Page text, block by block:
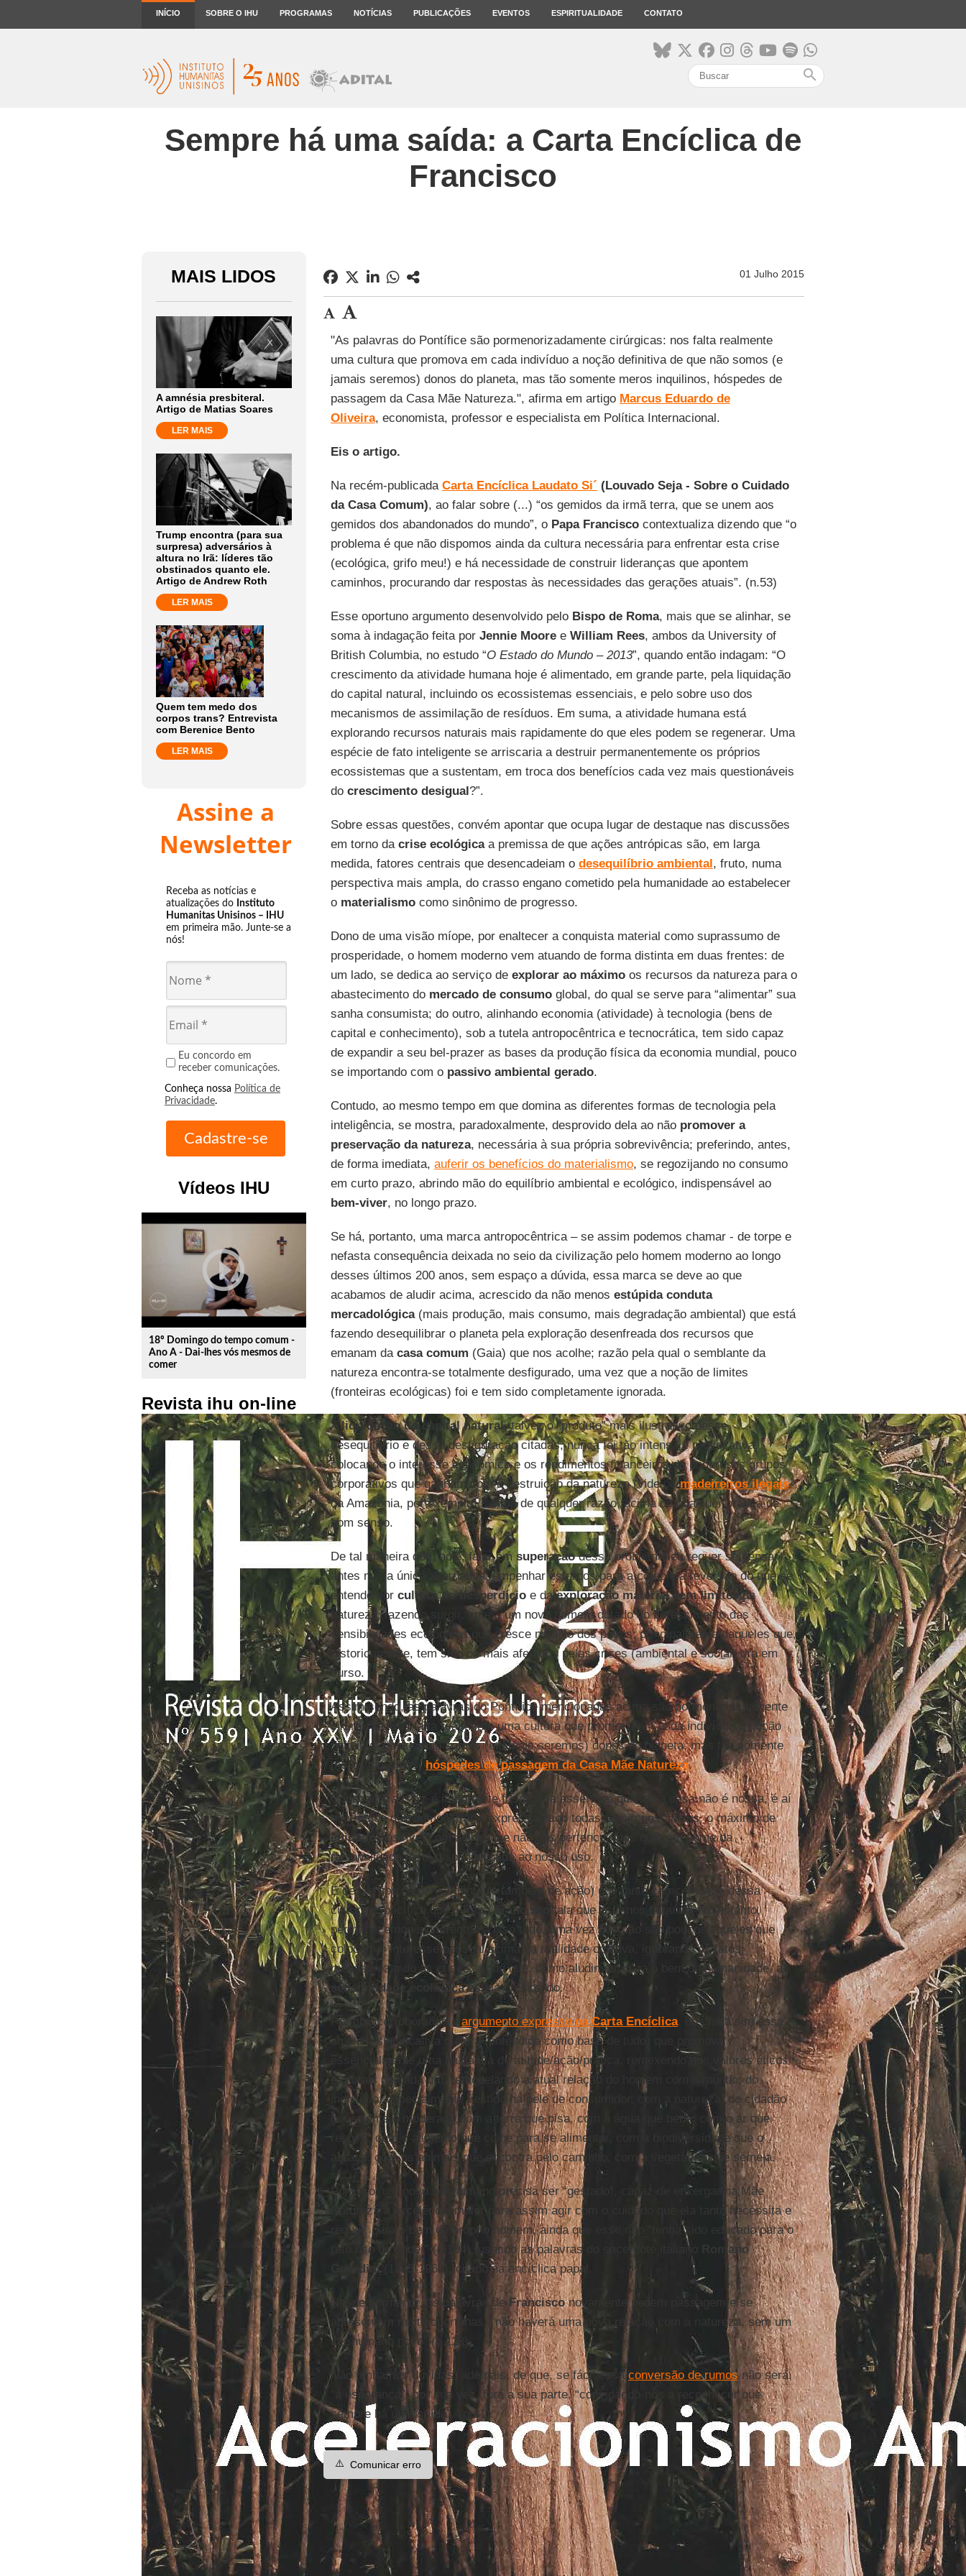
INÍCIO SOBRE O IHU PROGRAMAS NOTÍCIAS PUBLICAÇÕES EVENTOS ESPIRITUALIDADE CONTATO
search
Sempre há uma saída: a Carta Encíclica de
Francisco
MAIS LIDOS
A amnésia presbiteral.
Artigo de Matias Soares
LER MAIS
Trump encontra (para sua
surpresa) adversários à
altura no Irã: líderes tão
obstinados quanto ele.
Artigo de Andrew Roth
LER MAIS
Quem tem medo dos
corpos trans? Entrevista
com Berenice Bento
LER MAIS
Assine a
Newsletter
Receba as notícias e
atualizações do Instituto
Humanitas Unisinos – IHU
em primeira mão. Junte-se a
nós!
Eu concordo em
receber comunicações.
Conheça nossa Política de
Privacidade.
Vídeos IHU
play_circle_outline
18º Domingo do tempo comum -
Ano A - Dai-lhes vós mesmos de
comer
Revista ihu on-line
01 Julho 2015
"As palavras do Pontífice são pormenorizadamente cirúrgicas: nos falta realmente
uma cultura que promova em cada indivíduo a noção definitiva de que não somos (e
jamais seremos) donos do planeta, mas tão somente meros inquilinos, hóspedes de
passagem da Casa Mãe Natureza.", afirma em artigo Marcus Eduardo de
Oliveira, economista, professor e especialista em Política Internacional.
Eis o artigo.
Na recém-publicada Carta Encíclica Laudato Si´ (Louvado Seja - Sobre o Cuidado
da Casa Comum), ao falar sobre (...) “os gemidos da irmã terra, que se unem aos
gemidos dos abandonados do mundo”, oPapa Franciscocontextualiza dizendo que “o
problema é que não dispomos ainda da cultura necessária para enfrentar esta crise
(ecológica, grifo meu!) e há necessidade de construir lideranças que apontem
caminhos, procurando dar respostas às necessidades das gerações atuais”. (n.53)
Esse oportuno argumento desenvolvido pelo Bispo de Roma, mais que se alinhar, se
soma à indagação feita por Jennie Mooree William Rees, ambos da University of
British Columbia, no estudo “O Estado do Mundo – 2013”, quando então indagam: “O
crescimento da atividade humana hoje é alimentado, em grande parte, pela liquidação
do capital natural, incluindo os ecossistemas essenciais, e pelo sobre uso dos
mecanismos de assimilação de resíduos. Em suma, a atividade humana está
explorando recursos naturais mais rapidamente do que eles podem se regenerar. Uma
espécie de fato inteligente se arriscaria a destruir permanentemente os próprios
ecossistemas que a sustentam, em troca dos benefícios cada vez mais questionáveis
do crescimento desigual?”.
Sobre essas questões, convém apontar que ocupa lugar de destaque nas discussões
em torno da crise ecológicaa premissa de que ações antrópicas são, em larga
medida, fatores centrais que desencadeiam o desequilíbrio ambiental, fruto, numa
perspectiva mais ampla, do crasso engano cometido pela humanidade ao estabelecer
o materialismocomo sinônimo de progresso.
Dono de uma visão míope, por enaltecer a conquista material como suprassumo de
prosperidade, o homem moderno vem atuando de forma distinta em duas frentes: de
um lado, se dedica ao serviço de explorar ao máximoos recursos da natureza para o
abastecimento do mercado de consumoglobal, do qual se serve para “alimentar” sua
sanha consumista; do outro, alinhando economia (atividade) à tecnologia (bens de
capital e conhecimento), sob a tutela antropocêntrica e tecnocrática, tem sido capaz
de expandir a seu bel-prazer as bases da produção física da economia mundial, pouco
se importando com opassivo ambiental gerado.
Contudo, ao mesmo tempo em que domina as diferentes formas de tecnologia pela
inteligência, se mostra, paradoxalmente, desprovido dela ao não promover a
preservação da natureza, necessária à sua própria sobrevivência; preferindo, antes,
de forma imediata, auferir os benefícios do materialismo, se regozijando no consumo
em curto prazo, abrindo mão do equilíbrio ambiental e ecológico, indispensável ao
bem-viver, no longo prazo.
Se há, portanto, uma marca antropocêntrica – se assim podemos chamar - de torpe e
nefasta consequência deixada no seio da civilização pelo homem moderno ao longo
desses últimos 200 anos, sem espaço a dúvida, essa marca se deve ao que
acabamos de aludir acima, acrescido da não menos estúpida conduta
mercadológica(mais produção, mais consumo, mais degradação ambiental) que está
fazendo desequilibrar o planeta pela exploração desenfreada dos recursos que
emanam da casa comum (Gaia) que nos acolhe; razão pela qual o semblante da
natureza encontra-se totalmente desfigurado, uma vez que a noção de limites
(fronteiras ecológicas) foi e tem sido completamente ignorada.
Aliquidação do capital natural, talvez o “produto” mais ilustrativo desse
desequilíbrio e dessa desfiguração citadas, nunca foi tão intensa e provocativa,
colocando o interesse econômico e os rendimentos financeiros de poderosos grupos
corporativos que ganham com a destruição da natureza (vide osmadeireiros ilegais
da Amazônia, por exemplo), acima de qualquer razão, acima de qualquer prática de
bom senso.
De tal maneira que, hoje, falar emsuperaçãodessa problemática requer se pensar
antes numa única alternativa: empenhar esforços para a completa reversão do que se
entende por cultura do desperdícioe daexploração material sem limitesda
natureza, fazendo surgir, antes, um novo homem dotado do florescimento das
sensibilidades ecológicas que cresce no seio dos povos; principalmente daqueles que,
historicamente, tem sido os mais afetados pelas crises (ambiental e social) ora em
curso.
Assim sendo, as palavras do Pontífice mencionadas acima são pormenorizadamente
cirúrgicas: nos falta realmente uma cultura que promova em cada indivíduo a noção
definitiva de que não somos (e jamais seremos) donos do planeta, mas tão somente
meros inquilinos, hóspedes de passagem da Casa Mãe Natureza.
Consoante a isso, é importante frisar uma assertiva: quando a casa não é nossa, é aí
que temos que demonstrar e expressar, sob todas as circunstâncias, o máximo de
cuidadopossível com aquilo que não nos pertence, mas que, em nome da
racionalidade, está disponibilizada ao nosso uso.
É desse tipo de pensamento (e também de ação) que tanto carecemos; é dessa
cultura específica que o PapaFrancisco
fala que está nos faltando. No entanto,
permanecemos indiferentes a isso tudo, uma vez que não são poucos aqueles que
colocam o interesse pessoal acima da realidade coletiva, ignorando os fatos,
menosprezando as crises, ainda que, como aludimos, para o bem da humanidade, a
sensibilidade ecológicaesteja crescendo.
Por fim, corroborando o argumento expresso naCarta Encíclica, nos falta sim essa
ampla e significativa cultura (entendida como base de tudo) que promova
essencialmente uma mudança de atitude/ação/prática, remexendo nos valores éticos
e morais de cada um, remodelando a atual relação do homem com o mundo; do
indivíduo, especialmente vestido na pele de consumidor, com a natureza; do cidadão
consciente e moderado com a terra que pisa, com a água que bebe, com o ar que
respira, com o alimento que colhe para se alimentar, com a biodiversidade que o
abraça, com os animais que encontra pelo caminho, com a vegetação que semeia.
Por isso, um novo ser humano precisa ser “gestado”, capaz de enxergar na Mãe
Natureza a excelência maior para assim agir com o cuidado que ela tanto necessita e
requer, para o bem do próprio homem, ainda que esse não “tenha sido educado para o
reto uso do poder” (n.104), usando as palavras do sacerdote italiano
Romano
Guardini(1885-1968), citado na encíclica papal.
Nesse pormenor, as palavras de Francisconovamente pedem passagem e se
apresentam muito oportunas: “não haverá uma nova relação com a natureza, sem um
ser humano novo” (n.118).
Não tenhamos dúvidas, ademais, de que, se fácil essa conversão de rumosnão será,
“a esperança”, por sua vez, fará a sua parte, “convidando-nos a reconhecer que
sempre há uma saída”. (n.61).
⚠️ Comunicar erro